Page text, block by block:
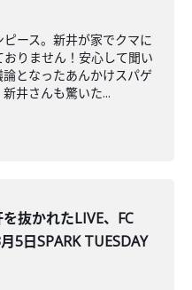
ース。新井が家でクマに
りません！安心して聞い
となったあんかけスパゲ
井さんも驚いた...
抜かれたLIVE、FC
5日SPARK TUESDAY